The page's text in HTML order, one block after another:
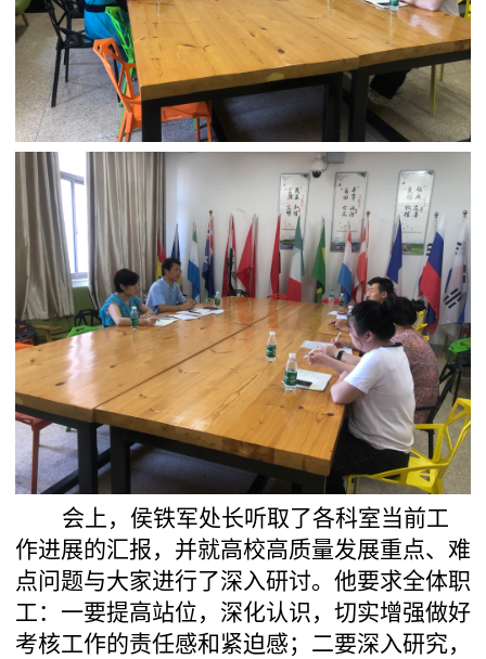
会上，侯铁军处长听取了各科室当前工
作进展的汇报，并就高校高质量发展重点、难
点问题与大家进行了深入研讨。他要求全体职
工：一要提高站位，深化认识，切实增强做好
考核工作的责任感和紧迫感；二要深入研究，